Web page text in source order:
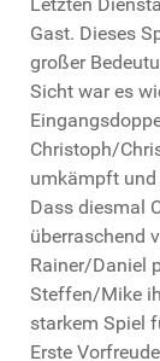
Gast. Dieses
großer
Sicht war es
Christoph/
umkämpft und
Dass diesmal
überraschend
Rainer/Daniel
Steffen/Mike
starkem Spiel
Erste